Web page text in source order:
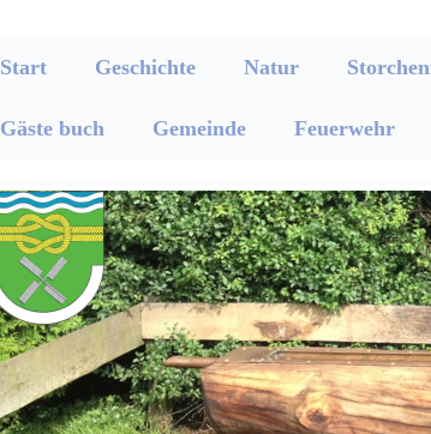
Start Geschichte Natur
Gäste buch Gemeinde Feuerwehr